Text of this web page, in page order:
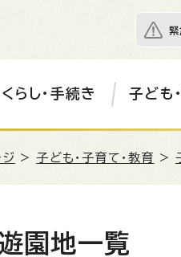
緊
くらし・手続き 子ども
ジ >子ども・子育て・教育 >
園地一覧